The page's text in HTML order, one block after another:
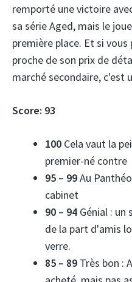
remporté une victoire
sa série Aged, mais le
première place. Et si
proche de son prix de
marché secondaire, c'est
Score: 93
100 Cela vaut la
premier-né contre
95 – 99Au
cabinet
90 – 94 Génial :
de la part d'amis
verre.
85 – 89 Très bon :